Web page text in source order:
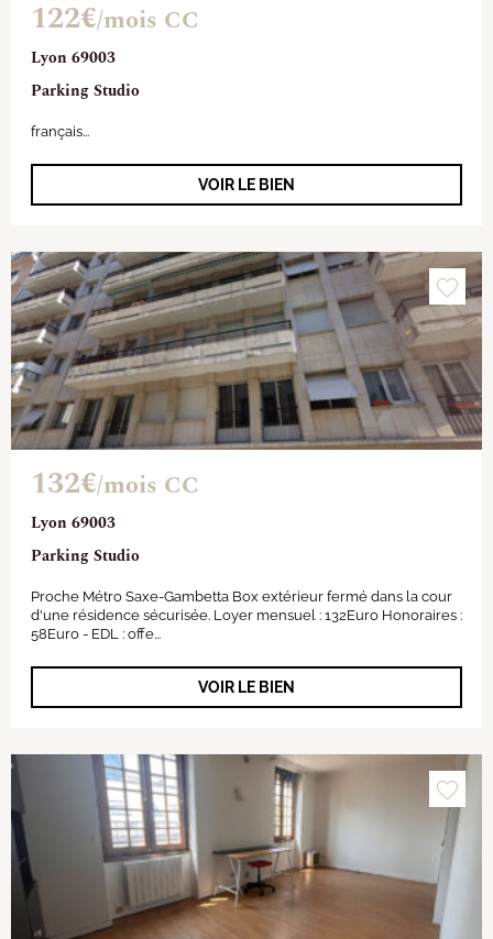
Lyon 69003
Parking Studio
122€/mois CC
français...
VOIR LE BIEN
Lyon 69003
Parking Studio
132€/mois CC
Proche Métro Saxe-Gambetta Box extérieur fermé dans la cour
d'une résidence sécurisée. Loyer mensuel : 132Euro Honoraires :
58Euro - EDL : offe...
VOIR LE BIEN